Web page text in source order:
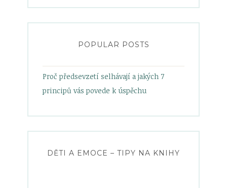
on on on on
POPULAR POSTS
Proč předsevzetí selhávají a jakých 7
principů vás povede k úspěchu
DĚTI A EMOCE – TIPY NA KNIHY